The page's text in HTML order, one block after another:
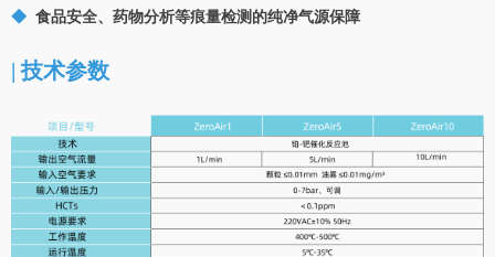
◆ 食品安全、药物分析等痕量检测的纯净气源保障
| 技术参数